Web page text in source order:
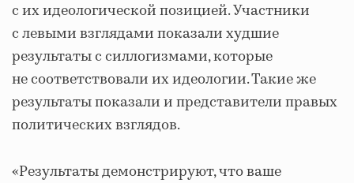
с их идеологической позицией. Участники
с левыми взглядами показали худшие
результаты с силлогизмами, которые
не соответствовали их идеологии. Такие же
результаты показали и представители правых
политических взглядов.
«Результаты демонстрируют, что ваше